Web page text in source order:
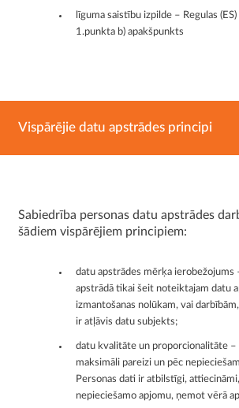
līguma saistību izpilde – Regulas
1.punkta b) apakšpunkts
Vispārējie datu apstrādes principi
Sabiedrība personas datu apstrādes
šādiem vispārējiem principiem:
datu apstrādes mērķa ierobežojums
apstrādā tikai šeit noteiktajam datu
izmantošanas nolūkam, vai
ir atļāvis datu subjekts;
datu kvalitāte un proporcionalitāte –
maksimāli pareizi un pēc
Personas dati ir atbilstīgi,
nepieciešamo apjomu, ņemot vērā